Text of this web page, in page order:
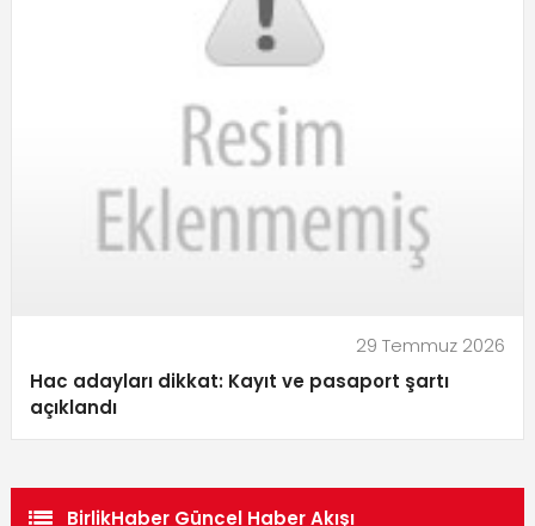
29 Temmuz 2026
Hac adayları dikkat: Kayıt ve pasaport şartı
açıklandı
BirlikHaber Güncel Haber Akışı